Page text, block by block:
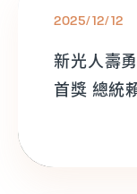
2025/12/12
新光人壽
首獎 總統